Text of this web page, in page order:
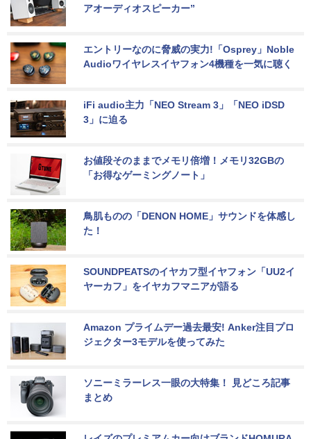
アオーディオスピーカー”
エントリーなのに脅威の実力!「Osprey」Noble
Audioワイヤレスイヤフォン4機種を一気に聴く
iFi audio主力「NEO Stream 3」「NEO iDSD
3」に迫る
お値段そのままでメモリ倍増！メモリ32GBの
「お得なゲーミングノート」
鳥肌ものの「DENON HOME」サウンドを体感し
た！
SOUNDPEATSのイヤカフ型イヤフォン「UU2イ
ヤーカフ」をイヤカフマニアが語る
Amazon プライムデー過去最安! Anker注目プロ
ジェクター3モデルを使ってみた
ソニーミラーレス一眼の大特集！ 見どころ記事
まとめ